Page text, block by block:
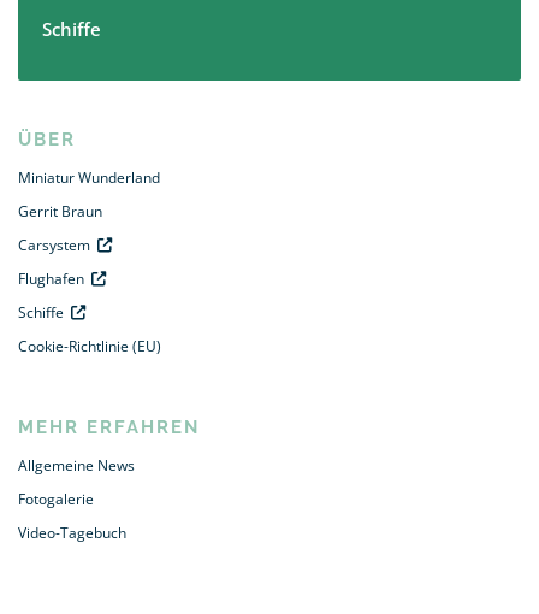
Schiffe
ÜBER
Miniatur Wunderland
Gerrit Braun
Carsystem
Flughafen
Schiffe
Cookie-Richtlinie (EU)
MEHR ERFAHREN
Allgemeine News
Fotogalerie
Video-Tagebuch